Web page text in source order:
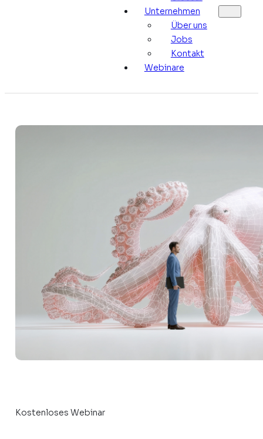
Unternehmen
Über uns
Jobs
Kontakt
Webinare
Kostenloses Webinar